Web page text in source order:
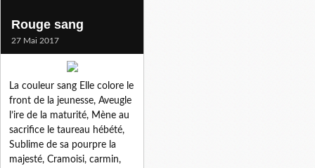
rouge sang
Rouge sang
27 Mai 2017
La couleur sang Elle colore le
front de la jeunesse, Aveugle
l’ire de la maturité, Mène au
sacrifice le taureau hébété,
Sublime de sa pourpre la
majesté, Cramoisi, carmin,